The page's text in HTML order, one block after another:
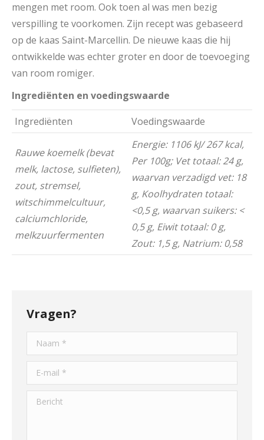
mengen met room. Ook toen al was men bezig
verspilling te voorkomen. Zijn recept was gebaseerd
op de kaas Saint-Marcellin. De nieuwe kaas die hij
ontwikkelde was echter groter en door de toevoeging
van room romiger.
Ingrediënten en voedingswaarde
Ingrediënten
Voedingswaarde
Rauwe koemelk (bevat
melk, lactose, sulfieten),
zout, stremsel,
witschimmelcultuur,
calciumchloride,
melkzuurfermenten
Energie: 1106 kJ/ 267 kcal,
Per 100g; Vet totaal: 24 g,
waarvan verzadigd vet: 18
g, Koolhydraten totaal:
<0,5 g, waarvan suikers: <
0,5 g, Eiwit totaal: 0 g,
Zout: 1,5 g, Natrium: 0,58
Vragen?
Naam *
E-mail *
Bericht